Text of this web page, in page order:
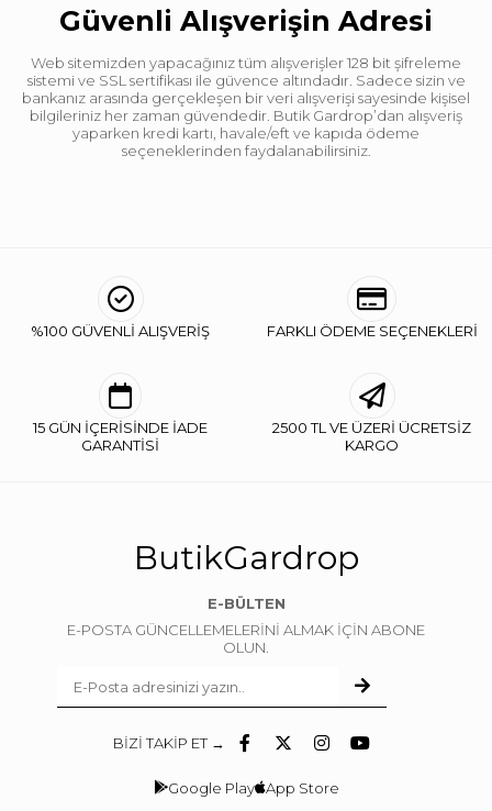
Güvenli Alışverişin Adresi
Web sitemizden yapacağınız tüm alışverişler 128 bit şifreleme
sistemi ve SSL sertifikası ile güvence altındadır. Sadece sizin ve
bankanız arasında gerçekleşen bir veri alışverişi sayesinde kişisel
bilgileriniz her zaman güvendedir. Butik Gardrop’dan alışveriş
yaparken kredi kartı, havale/eft ve kapıda ödeme
seçeneklerinden faydalanabilirsiniz.
%100 GÜVENLİ ALIŞVERİŞ FARKLI ÖDEME SEÇENEKLERİ
15 GÜN İÇERİSİNDE İADE
GARANTİSİ
2500 TL VE ÜZERİ ÜCRETSİZ
KARGO
ButikGardrop
E-BÜLTEN
E-POSTA GÜNCELLEMELERİNİ ALMAK İÇİN ABONE
OLUN.
BİZİ TAKİP ET →
Google Play App Store